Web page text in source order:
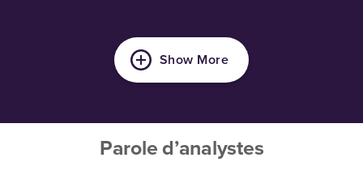
Show More
Parole d’analystes